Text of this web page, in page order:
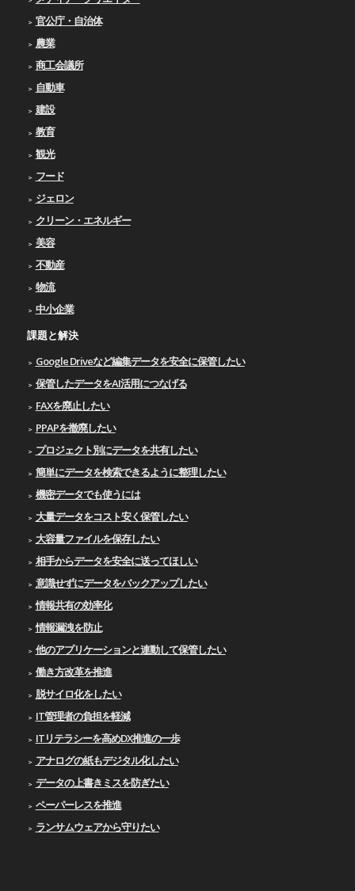
官公庁・自治体
農業
商工会議所
自動車
建設
教育
観光
フード
ジェロン
クリーン・エネルギー
美容
不動産
物流
中小企業
課題と解決
Google Driveなど編集データを安全に保管したい
保管したデータをAI活用につなげる
FAXを廃止したい
PPAPを撤廃したい
プロジェクト別にデータを共有したい
簡単にデータを検索できるように整理したい
機密データでも使うには
大量データをコスト安く保管したい
大容量ファイルを保存したい
相手からデータを安全に送ってほしい
意識せずにデータをバックアップしたい
情報共有の効率化
情報漏洩を防止
他のアプリケーションと連動して保管したい
働き方改革を推進
脱サイロ化をしたい
IT管理者の負担を軽減
ITリテラシーを高めDX推進の一歩
アナログの紙もデジタル化したい
データの上書きミスを防ぎたい
ペーパーレスを推進
ランサムウェアから守りたい